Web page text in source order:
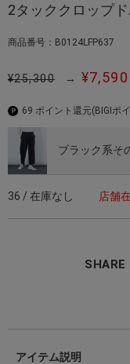
2タッククロップ
商品番号：B0124LFP637
¥25,300 → ¥7,590
69 ポイント還元(BIGIポ
ブラック系そ
36 / 在庫なし 店舗
SHARE
アイテム説明